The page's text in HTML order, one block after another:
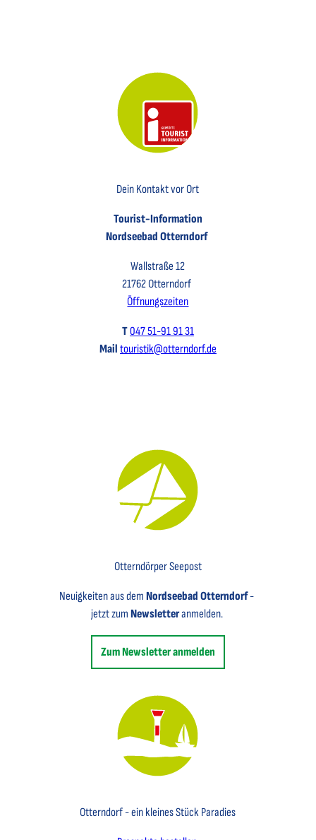
Dein Kontakt vor Ort
Tourist-Information
Nordseebad Otterndorf
Wallstraße 12
21762 Otterndorf
Öffnungszeiten
T047 51-91 91 31
Mail touristik@otterndorf.de
Otterndörper Seepost
Neuigkeiten aus demNordseebad Otterndorf-
jetzt zum Newsletteranmelden.
Zum Newsletter anmelden
Otterndorf - ein kleines Stück Paradies